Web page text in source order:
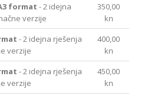
format - 2 idejna
verzije
350,00
kn
- 2 idejna rješenja
verzije
400,00
kn
- 2 idejna rješenja
verzije
450,00
kn